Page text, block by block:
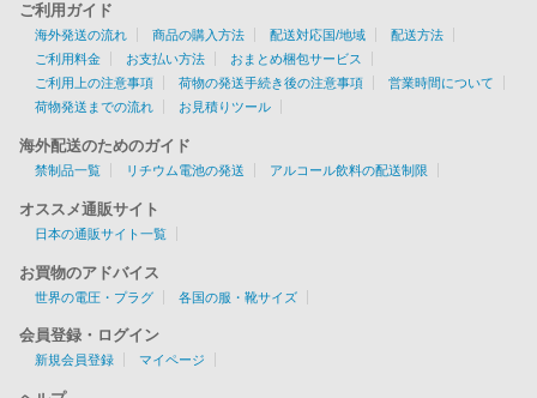
ご利用ガイド
海外発送の流れ 商品の購入方法 配送対応国/地域
配送方法
ご利用料金
お支払い方法
おまとめ梱包サービス
ご利用上の注意事項
荷物の発送手続き後の注意事項
営業時間について
荷物発送までの流れ
お見積りツール
海外配送のためのガイド
禁制品一覧 リチウム電池の発送 アルコール飲料の配送制限
オススメ通販サイト
日本の通販サイト一覧
お買物のアドバイス
世界の電圧・プラグ 各国の服・靴サイズ
会員登録・ログイン
新規会員登録 マイページ